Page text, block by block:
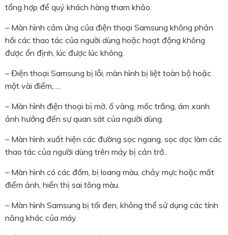
tổng hợp để quý khách hàng tham khảo.
– Màn hình cảm ứng của điện thoại Samsung không phản
hồi các thao tác của người dùng hoặc hoạt động không
được ổn định, lúc được lúc không.
– Điện thoại Samsung bị lỗi, màn hình bị liệt toàn bộ hoặc
một vài điểm,….
– Màn hình điện thoại bị mờ, ố vàng, mốc trắng, ám xanh
ảnh hưởng đến sự quan sát của người dùng.
– Màn hình xuất hiện các đường sọc ngang, sọc dọc làm các
thao tác của người dùng trên máy bị cản trở..
– Màn hình có các đốm, bị loang màu, chảy mực hoặc mất
điểm ảnh, hiển thị sai tông màu.
– Màn hình Samsung bị tối đen, không thể sử dụng các tính
năng khác của máy.